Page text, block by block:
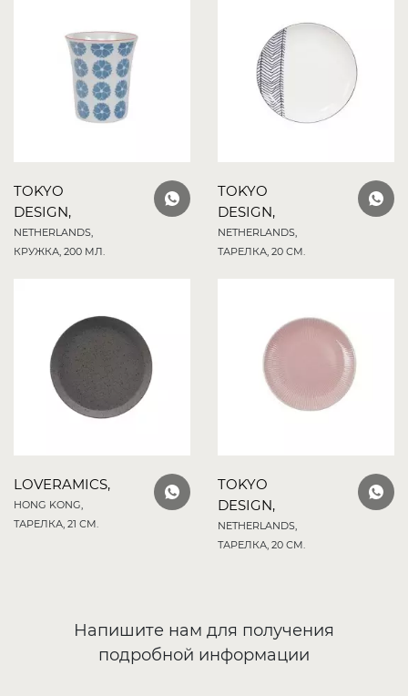
TOKYO
DESIGN,
NETHERLANDS,
КРУЖКА, 200 МЛ.
TOKYO
DESIGN,
NETHERLANDS,
ТАРЕЛКА, 20 СМ.
LOVERAMICS,
HONG KONG,
ТАРЕЛКА, 21 СМ.
TOKYO
DESIGN,
NETHERLANDS,
ТАРЕЛКА, 20 СМ.
Напишите нам для получения
подробной информации